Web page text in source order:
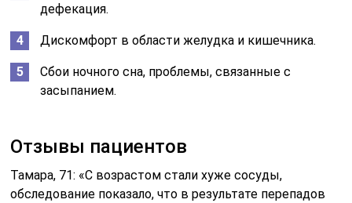
дефекация.
Дискомфорт в области желудка и кишечника.
Сбои ночного сна, проблемы, связанные с
засыпанием.
Отзывы пациентов
Тамара, 71: «С возрастом стали хуже сосуды,
обследование показало, что в результате перепадов